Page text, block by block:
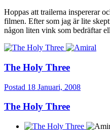
Hoppas att trailerna inspererar
filmen. Efter som jag är lite
någon liten vink som bedräftar
The Holy Three
Postad 18 Januari, 2008
The Holy Three